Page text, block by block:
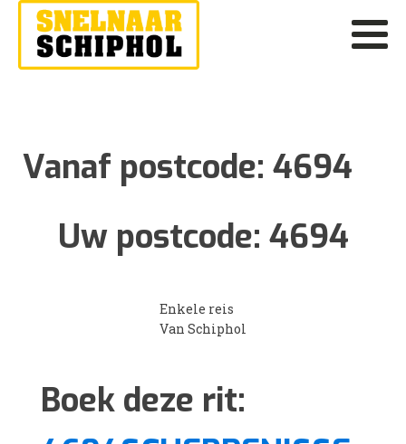
Vanaf postcode: 4694
Uw postcode: 4694
Enkele reis
Van Schiphol
Boek deze rit: